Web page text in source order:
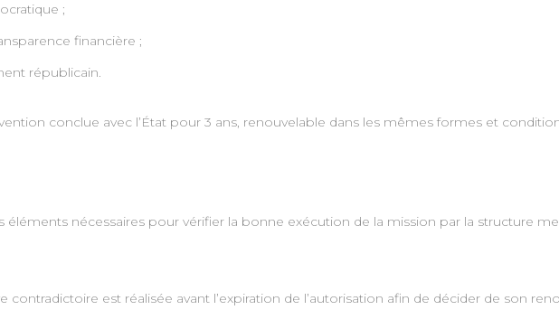
;
financière ;
républicain.
conclue avec l’État pour 3 ans, renouvelable dans les mêmes formes et
nécessaires pour vérifier la bonne exécution de la mission par la structure
contradictoire est réalisée avant l’expiration de l’autorisation afin de décider de son